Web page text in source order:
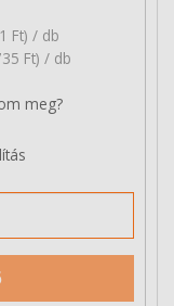
Ft) / db
Ft) / db
meg?